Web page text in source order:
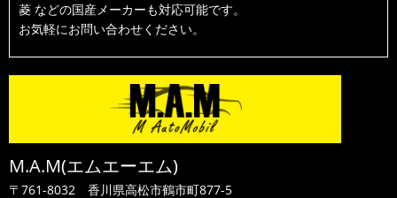
M.A.M(エムエーエム)
〒761-8032 香川県高松市鶴市町877-5
菱 などの国産メーカーも対応可能です。
お気軽にお問い合わせください。